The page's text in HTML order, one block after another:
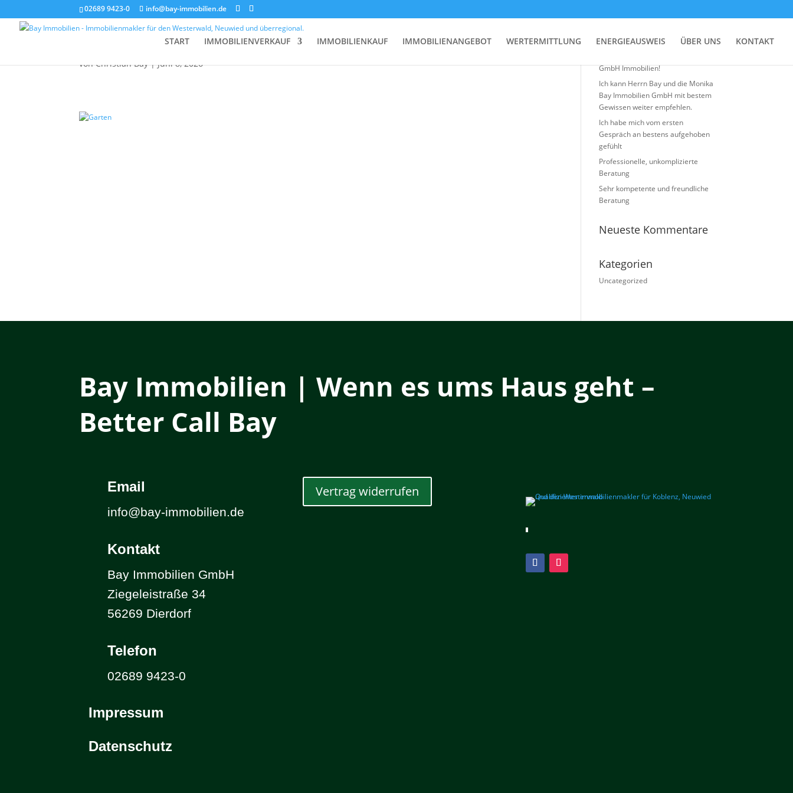
02689 9423-0 info@bay-immobilien.de
START IMMOBILIENVERKAUF IMMOBILIENKAUF IMMOBILIENANGEBOT WERTERMITTLUNG ENERGIEAUSWEIS ÜBER UNS KONTAKT
vonChristian Bay|Juni 8, 2026
Neueste Beiträge
GmbH Immobilien!
Ich kann Herrn Bay und die Monika
Bay Immobilien GmbH mit bestem
Gewissen weiter empfehlen.
Ich habe mich vom ersten
Gespräch an bestens aufgehoben
gefühlt
Professionelle, unkomplizierte
Beratung
Sehr kompetente und freundliche
Beratung
Neueste Kommentare
Kategorien
Uncategorized
Bay Immobilien | Wenn es ums Haus geht –
Better Call Bay
Email
info@bay-immobilien.de
Kontakt
Bay Immobilien GmbH
Ziegeleistraße 34
56269 Dierdorf
Telefon
02689 9423-0
Impressum
Datenschutz
Vertrag widerrufen